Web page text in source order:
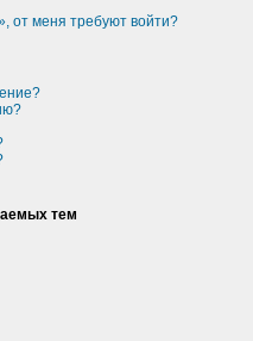
от меня требуют войти?
тем